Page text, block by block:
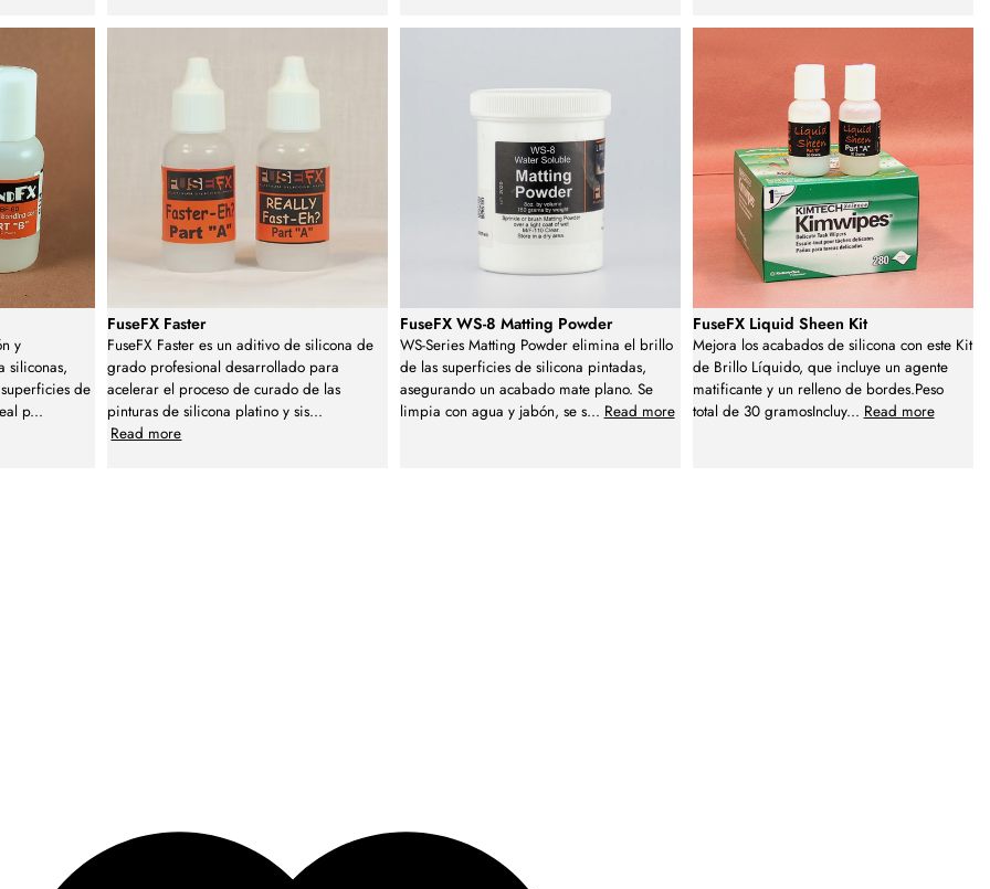
y
siliconas,
de
p...
FuseFX Faster
FuseFX Faster es un aditivo de silicona de
grado profesional desarrollado para
acelerar el proceso de curado de las
pinturas de silicona platino y sis...
Read more
FuseFX WS-8 Matting Powder
WS-Series Matting Powder elimina el brillo
de las superficies de silicona pintadas,
asegurando un acabado mate plano. Se
limpia con agua y jabón, se s... Read more
FuseFX Liquid Sheen Kit
Mejora los acabados de silicona con este Kit
de Brillo Líquido, que incluye un agente
matificante y un relleno de bordes.Peso
total de 30 gramosIncluy... Read more